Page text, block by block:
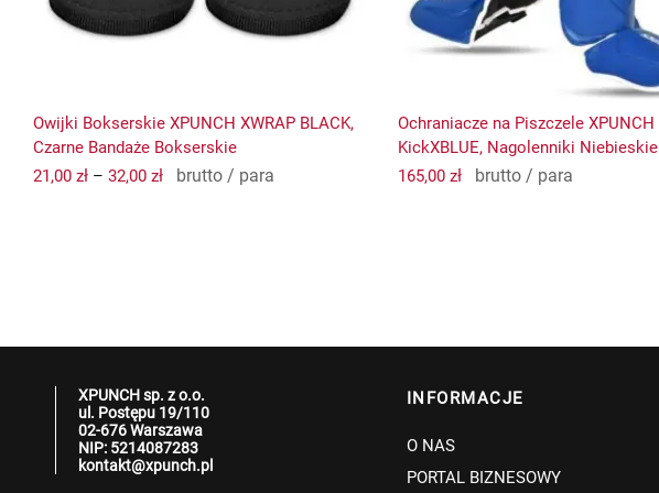
Owijki Bokserskie XPUNCH XWRAP BLACK,
Czarne Bandaże Bokserskie
21,00 zł – 32,00 zł brutto / para
stronie
Ochraniacze na Piszczele XPUNCH
KickXBLUE, Nagolenniki Niebieskie
165,00 zł brutto / para
stronie
produktu
XPUNCH sp. z o.o.
ul. Postępu 19/110
02-676 Warszawa
NIP: 5214087283
kontakt@xpunch.pl
INFORMACJE
O NAS
PORTAL BIZNESOWY